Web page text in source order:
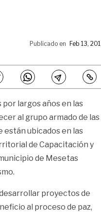
Publicado en Feb 13,
largos años en las
al grupo armado de las
están ubicados en las
de Capacitación y
de Mesetas
proyectos de
al proceso de paz,